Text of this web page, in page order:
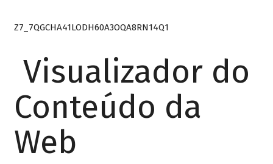
Z7_7QGCHA41LODH60A3OQA8RN14Q1
Visualizador do
Conteúdo da
Web